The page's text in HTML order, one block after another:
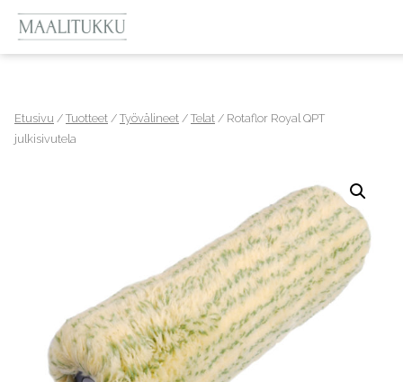
Etusivu / Tuotteet / Työvälineet / Telat / Rotaflor Royal QPT
julkisivutela